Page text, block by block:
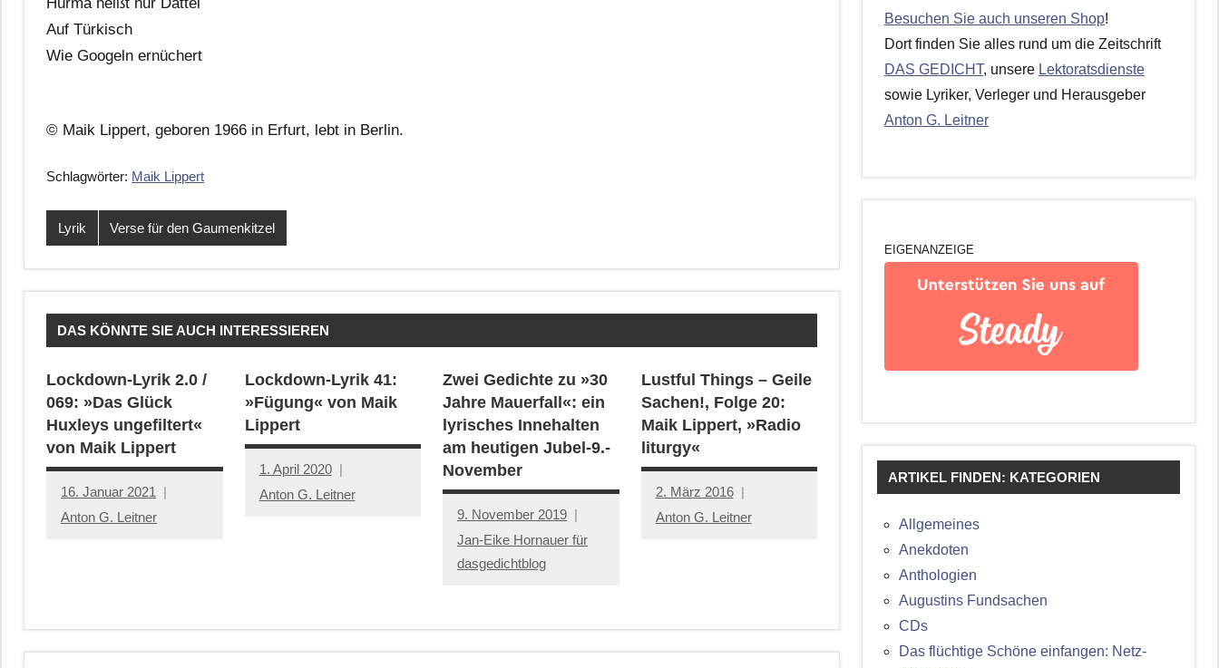
Hurma heißt nur Dattel
Auf Türkisch
Wie Googeln ernüchert
© Maik Lippert, geboren 1966 in Erfurt, lebt in Berlin.
Schlagwörter: Maik Lippert
Lyrik Verse für den Gaumenkitzel
DAS KÖNNTE SIE AUCH INTERESSIEREN
Lockdown-Lyrik 2.0 /
069: »Das Glück
Huxleys ungefiltert«
von Maik Lippert
16. Januar 2021
Anton G. Leitner
Lockdown-Lyrik 41:
»Fügung« von Maik
Lippert
1. April 2020
Anton G. Leitner
Zwei Gedichte zu »30
Jahre Mauerfall«: ein
lyrisches Innehalten
am heutigen Jubel-9.-
November
9. November 2019
Jan-Eike Hornauer für
dasgedichtblog
Lustful Things – Geile
Sachen!, Folge 20:
Maik Lippert, »Radio
liturgy«
2. März 2016
Anton G. Leitner
Besuchen Sie auch unseren Shop!
Dort finden Sie alles rund um die Zeitschrift
DAS GEDICHT, unsere Lektoratsdienste
sowie Lyriker, Verleger und Herausgeber
Anton G. Leitner
EIGENANZEIGE
ARTIKEL FINDEN: KATEGORIEN
Allgemeines
Anekdoten
Anthologien
Augustins Fundsachen
CDs
Das flüchtige Schöne einfangen: Netz-